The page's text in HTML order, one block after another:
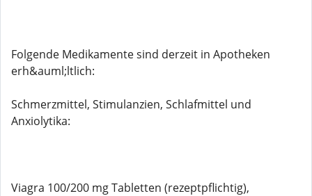
Folgende Medikamente sind derzeit in Apotheken
erh&auml;ltlich:
Schmerzmittel, Stimulanzien, Schlafmittel und
Anxiolytika:
Viagra 100/200 mg Tabletten (rezeptpflichtig),